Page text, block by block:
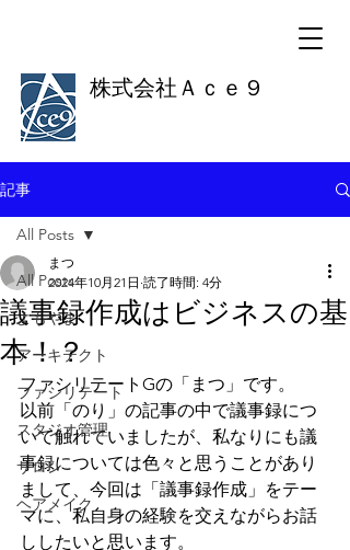
株式会社Ａｃｅ９
記事
All Posts
よもやま
アーキテクト
ファシリテート
スタジオ管理
サロン
ヘアメイク
All Posts
議事録作成はビジネスの基
本！？
まつ
2024年10月21日 読了時間: 4分
ファシリテートGの「まつ」です。
以前「のり」の記事の中で議事録につ
いて触れていましたが、私なりにも議
事録については色々と思うことがあり
まして、今回は「議事録作成」をテー
マに、私自身の経験を交えながらお話
ししたいと思います。